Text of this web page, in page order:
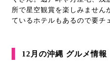
所で星空観賞を楽しみません
ているホテルもあるので要チ
12月の沖縄 グルメ情報